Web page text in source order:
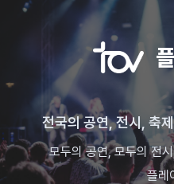
전국의 공연, 전시, 축
모두의 공연, 모두의 전
플레